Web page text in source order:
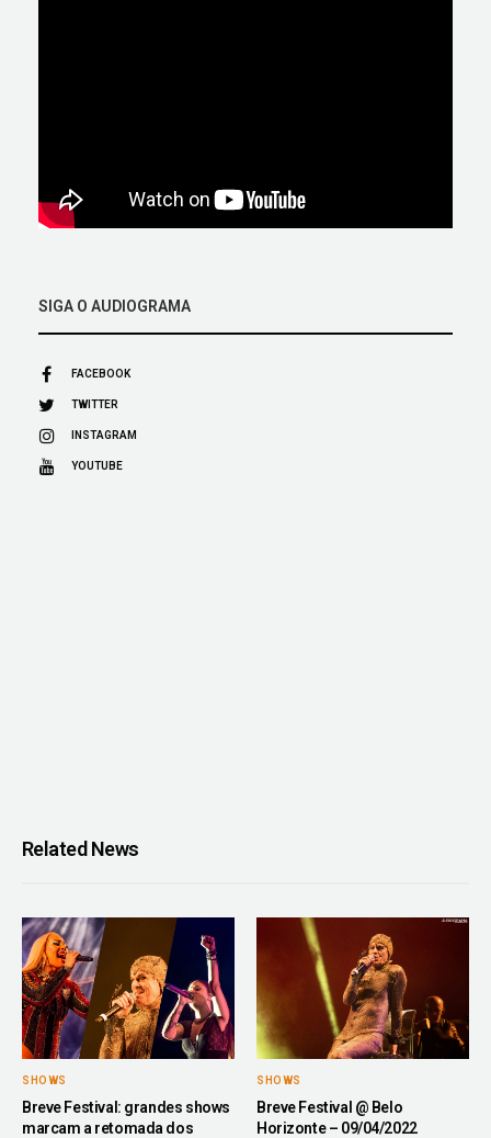
SIGA O AUDIOGRAMA
FACEBOOK
TWITTER
INSTAGRAM
YOUTUBE
Related News
SHOWS
Breve Festival: grandes shows
marcam a retomada dos
SHOWS
Breve Festival @ Belo
Horizonte – 09/04/2022